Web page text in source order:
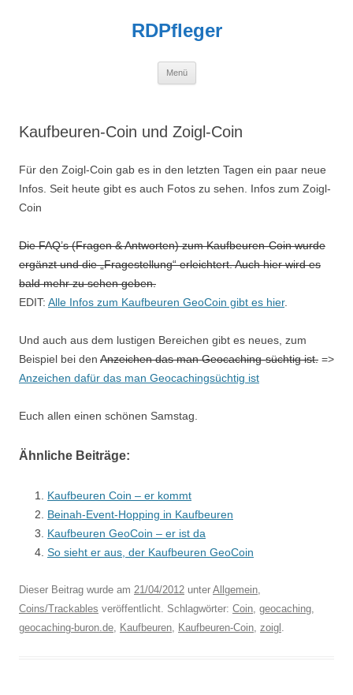
RDPfleger
Menü
Kaufbeuren-Coin und Zoigl-Coin
Für den Zoigl-Coin gab es in den letzten Tagen ein paar neue
Infos. Seit heute gibt es auch Fotos zu sehen. Infos zum Zoigl-
Coin
Die FAQ’s (Fragen & Antworten) zum Kaufbeuren-Coin wurde
ergänzt und die „Fragestellung“ erleichtert. Auch hier wird es
bald mehr zu sehen geben.
EDIT: Alle Infos zum Kaufbeuren GeoCoin gibt es hier.
Und auch aus dem lustigen Bereichen gibt es neues, zum
Beispiel bei den Anzeichen das man Geocaching-süchtig ist. =>
Anzeichen dafür das man Geocachingsüchtig ist
Euch allen einen schönen Samstag.
Ähnliche Beiträge:
Kaufbeuren Coin – er kommt
Beinah-Event-Hopping in Kaufbeuren
Kaufbeuren GeoCoin – er ist da
So sieht er aus, der Kaufbeuren GeoCoin
Dieser Beitrag wurde am 21/04/2012 unter Allgemein,
Coins/Trackables veröffentlicht. Schlagwörter: Coin, geocaching,
geocaching-buron.de, Kaufbeuren, Kaufbeuren-Coin, zoigl .